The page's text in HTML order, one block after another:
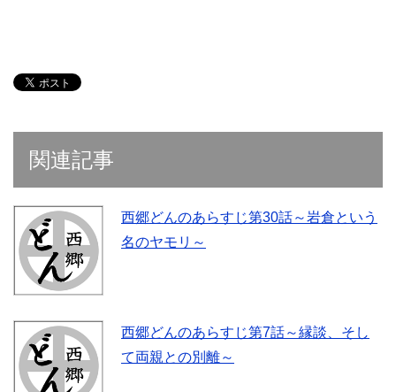
関連記事
西郷どんのあらすじ第30話～岩倉という
名のヤモリ～
西郷どんのあらすじ第7話～縁談、そし
て両親との別離～